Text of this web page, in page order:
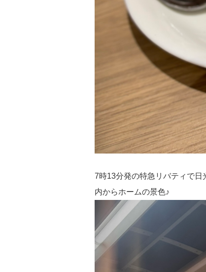
7時13分発の特急リバティで
内からホームの景色♪